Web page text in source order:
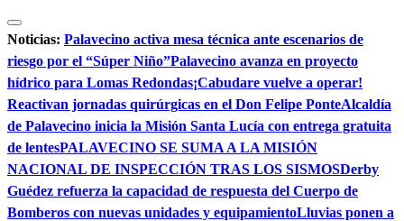
Saltar
al
contenido
Noticias: Palavecino activa mesa técnica ante escenarios de
riesgo por el “Súper Niño”Palavecino avanza en proyecto
hídrico para Lomas Redondas¡Cabudare vuelve a operar!
Reactivan jornadas quirúrgicas en el Don Felipe PonteAlcaldía
de Palavecino inicia la Misión Santa Lucía con entrega gratuita
de lentesPALAVECINO SE SUMA A LA MISIÓN
NACIONAL DE INSPECCIÓN TRAS LOS SISMOSDerby
Guédez refuerza la capacidad de respuesta del Cuerpo de
Bomberos con nuevas unidades y equipamientoLluvias ponen a